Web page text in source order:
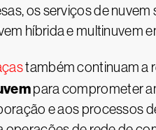
os serviços de
híbrida e multinuvem
também continuam a
para comprometer
e aos processos